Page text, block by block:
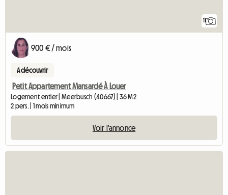
11
900 € / mois
A découvrir
Petit Appartement Mansardé À Louer
Logement entier | Meerbusch (40667) | 36 M2
2 pers. | 1 mois minimum
Voir l'annonce